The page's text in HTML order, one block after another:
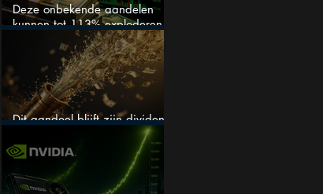
Deze onbekende aandelen
kunnen tot 113% exploderen
(één springt eruit)
Dit aandeel blijft zijn dividend
verhogen, wat er ook gebeurt